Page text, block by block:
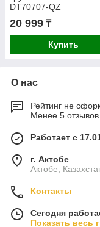
DT70707-QZ
20 999 ₸
Купить
О нас
Рейтинг не
Менее 5
Работает с
г. Актобе
Актобе,
Контакты
Сегодня
Показать весь